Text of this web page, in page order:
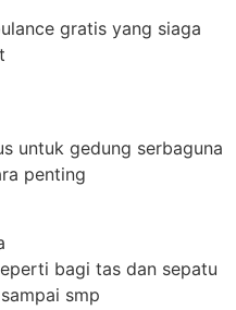
gratis yang siaga
untuk gedung serbaguna
penting
bagi tas dan sepatu
smp